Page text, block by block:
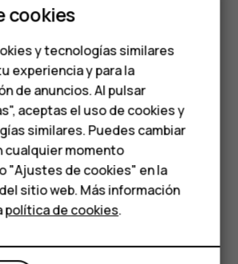
para
mayores
M
adecuado
toma
cookies
y tecnologías similares
experiencia y para la
de anuncios. Al pulsar
aceptas el uso de cookies y
similares. Puedes cambiar
cualquier momento
"Ajustes de cookies" en la
sitio web. Más información
política de cookies.